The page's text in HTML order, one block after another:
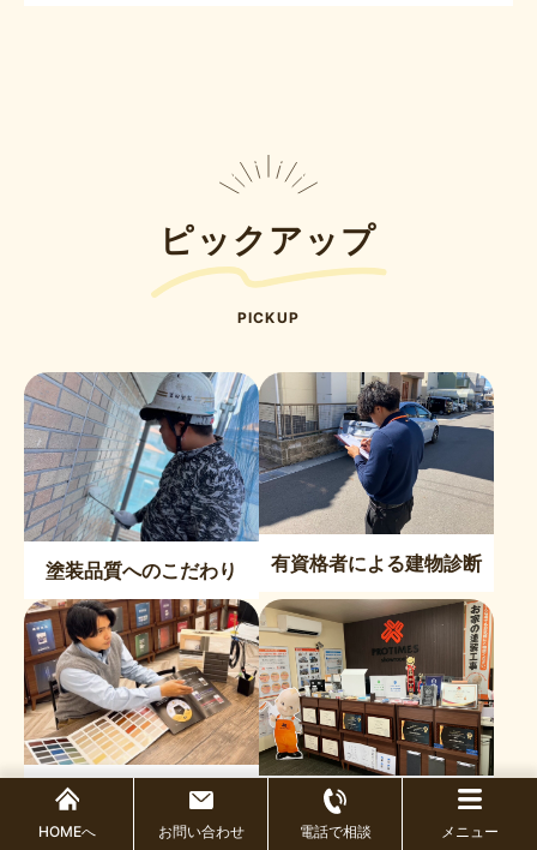
ピックアップ
PICKUP
塗装品質へのこだわり 有資格者による建物診断
わかりやすく納得の見積
ショールーム
HOMEへ お問い合わせ 電話で相談 メニュー